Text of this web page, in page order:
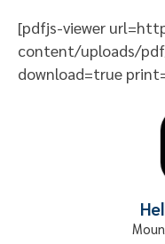
[pdfjs-viewer
content/uploads/
download=true